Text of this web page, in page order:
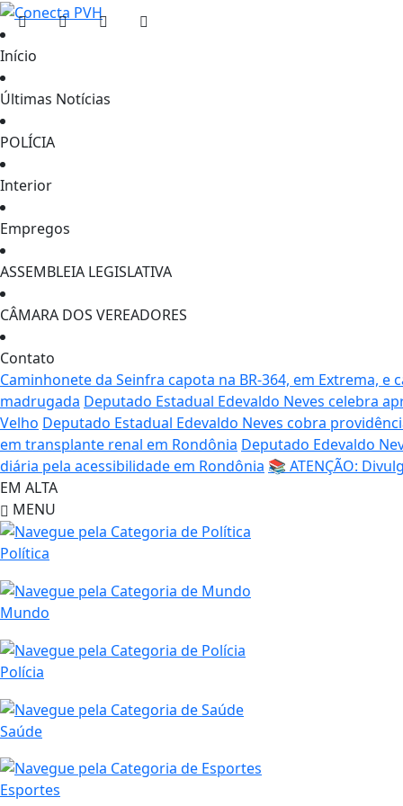
Início
Últimas Notícias
POLÍCIA
Interior
Empregos
ASSEMBLEIA LEGISLATIVA
CÂMARA DOS VEREADORES
Contato
Caminhonete da Seinfra capota na BR-364, em Extrema,
madrugada Deputado Estadual Edevaldo Neves celebra
Velho Deputado Estadual Edevaldo Neves cobra
em transplante renal em Rondônia Deputado Edevaldo
diária pela acessibilidade em Rondônia 📚 ATENÇÃO:
EM ALTA
MENU
Política
Mundo
Polícia
Saúde
Esportes